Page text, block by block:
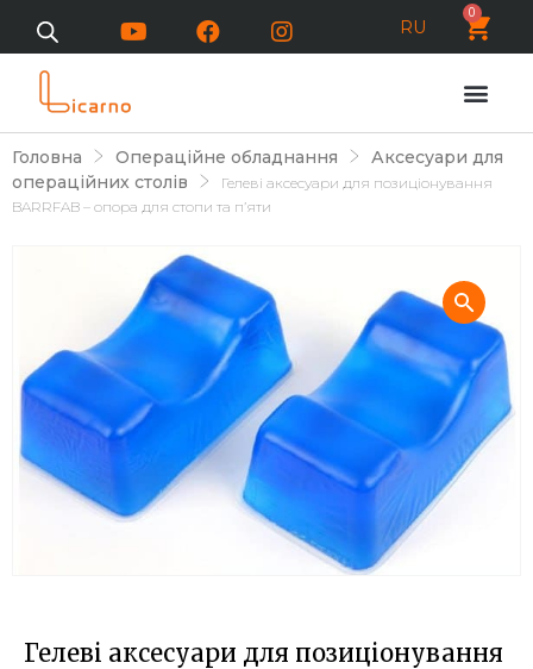
RU
0
Головна Операційне обладнання
Аксесуари для
операційних столів
Гелеві аксесуари для позиціонування
BARRFAB – опора для стопи та п’яти
Гелеві аксесуари для позиціонування